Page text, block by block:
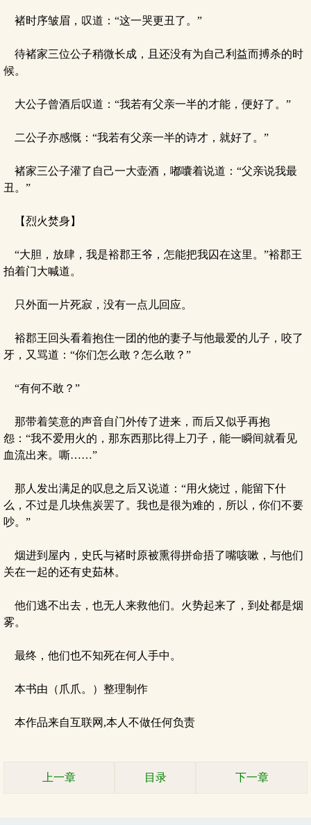
褚时序皱眉，叹道：“这一哭更丑了。”
待褚家三位公子稍微长成，且还没有为自己利益而搏杀的时
候。
大公子曾酒后叹道：“我若有父亲一半的才能，便好了。”
二公子亦感慨：“我若有父亲一半的诗才，就好了。”
褚家三公子灌了自己一大壶酒，嘟囔着说道：“父亲说我最
丑。”
【烈火焚身】
“大胆，放肆，我是裕郡王爷，怎能把我囚在这里。”裕郡王
拍着门大喊道。
只外面一片死寂，没有一点儿回应。
裕郡王回头看着抱住一团的他的妻子与他最爱的儿子，咬了
牙，又骂道：“你们怎么敢？怎么敢？”
“有何不敢？”
那带着笑意的声音自门外传了进来，而后又似乎再抱
怨：“我不爱用火的，那东西那比得上刀子，能一瞬间就看见
血流出来。嘶……”
那人发出满足的叹息之后又说道：“用火烧过，能留下什
么，不过是几块焦炭罢了。我也是很为难的，所以，你们不要
吵。”
烟进到屋内，史氏与褚时原被熏得拼命捂了嘴咳嗽，与他们
关在一起的还有史茹林。
他们逃不出去，也无人来救他们。火势起来了，到处都是烟
雾。
最终，他们也不知死在何人手中。
本书由（爪爪。）整理制作
本作品来自互联网,本人不做任何负责
上一章 目录 下一章